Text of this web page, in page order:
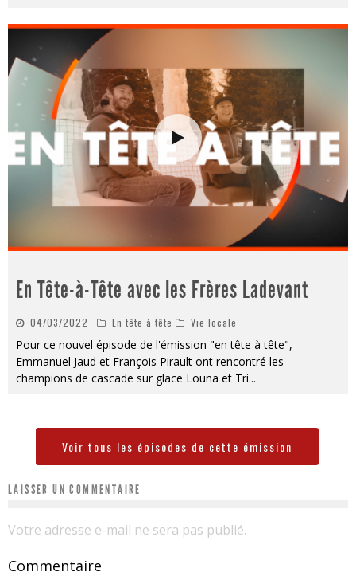
En Tête-à-Tête avec les Frères Ladevant
04/03/2022 En tête à tête Vie locale
Pour ce nouvel épisode de l'émission "en tête à tête",
Emmanuel Jaud et François Pirault ont rencontré les
champions de cascade sur glace Louna et Tri...
Voir tous les épisodes de cette émission
LAISSER UN COMMENTAIRE
Votre adresse e-mail ne sera pas publié.
Commentaire